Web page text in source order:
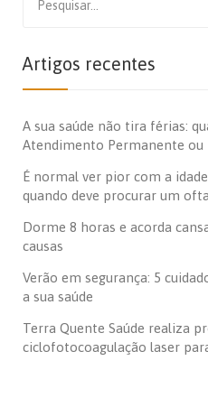
for:
Artigos recentes
A sua saúde não tira férias:
Atendimento Permanente ou
É normal ver pior com a
quando deve procurar um
Dorme 8 horas e acorda
causas
Verão em segurança: 5
a sua saúde
Terra Quente Saúde realiza
ciclofotocoagulação laser